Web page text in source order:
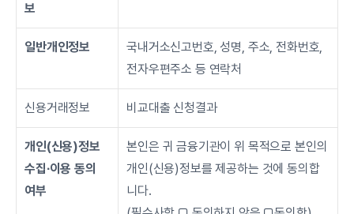
보
일반개인정보
국내거소신고번호, 성명, 주소, 전화번호,
전자우편주소 등 연락처
신용거래정보 비교대출 신청결과
개인(신용)정보
수집∙이용 동의
여부
본인은 귀 금융기관이 위 목적으로 본인의
개인(신용)정보를 제공하는 것에 동의합
니다.